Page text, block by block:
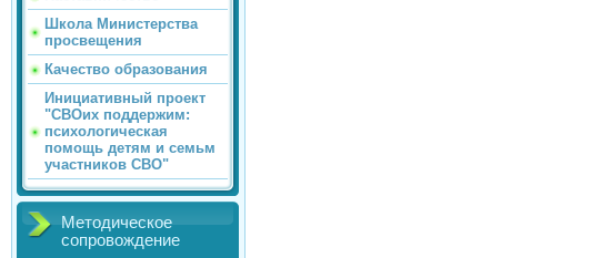
Школа Министерства
просвещения
Качество образования
Инициативный проект
"СВОих поддержим:
психологическая
помощь детям и семьм
участников СВО"
Методическое
сопровождение